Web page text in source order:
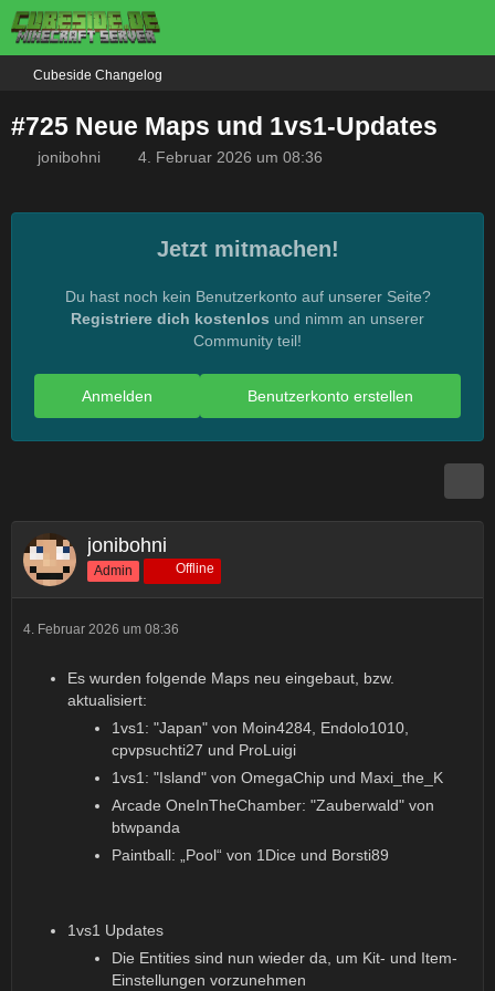
Cubeside Changelog
#725 Neue Maps und 1vs1-Updates
jonibohni 4. Februar 2026 um 08:36
Jetzt mitmachen!
Du hast noch kein Benutzerkonto auf unserer Seite?
Registriere dich kostenlos und nimm an unserer
Community teil!
Benutzerkonto erstellen
Anmelden
jonibohni
Admin Offline
4. Februar 2026 um 08:36
Es wurden folgende Maps neu eingebaut, bzw.
aktualisiert:
1vs1: "Japan" von Moin4284, Endolo1010,
cpvpsuchti27 und ProLuigi
1vs1: "Island" von OmegaChip und Maxi_the_K
Arcade OneInTheChamber: "Zauberwald" von
btwpanda
Paintball: „Pool“ von 1Dice und Borsti89
1vs1 Updates
Die Entities sind nun wieder da, um Kit- und Item-
Einstellungen vorzunehmen